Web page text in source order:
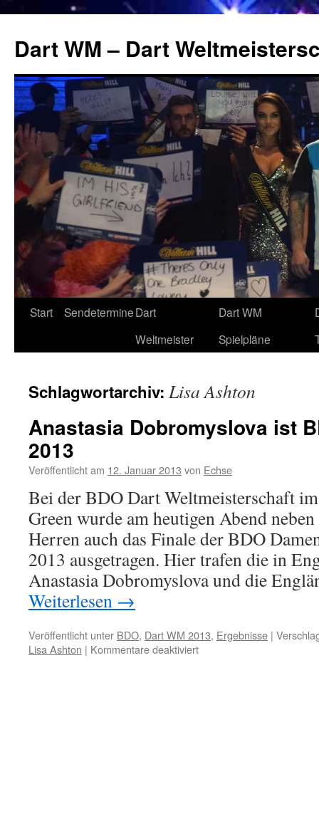
springen
Dart WM – Dart
Start SendetermineDart
Weltmeister
Dart WM
Spielpläne
Schlagwortarchiv: Lisa Ashton
Anastasia Dobromyslova ist
2013
Veröffentlicht am 12. Januar 2013 von Echse
Bei der BDO Dart Weltmeisterschaft
Green wurde am heutigen Abend
Herren auch das Finale der BDO
2013 ausgetragen. Hier trafen die in
Anastasia Dobromyslova und die
Weiterlesen →
Veröffentlicht unter BDO, Dart WM 2013, Ergebnisse |
Lisa Ashton | Kommentare deaktiviertfür